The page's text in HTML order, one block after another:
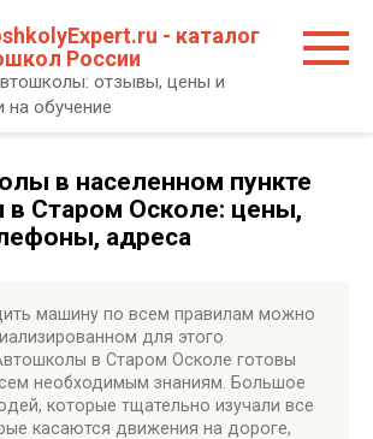
- каталог
России
отзывы, цены и
на обучение
в населенном пункте
Старом Осколе: цены,
адреса
машину по всем правилам можно
для этого
в Старом Осколе готовы
необходимым знаниям. Большое
которые тщательно изучали все
касаются движения на дороге,